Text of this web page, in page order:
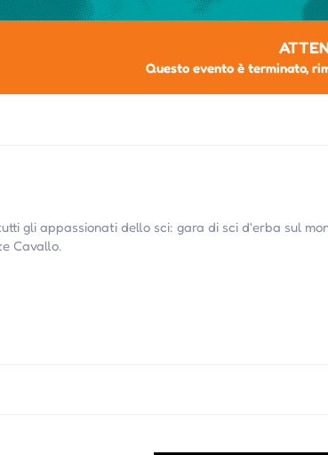
Questo evento è terminato,
gli appassionati dello sci: gara di sci d'erba sul
Cavallo.